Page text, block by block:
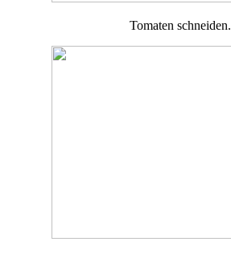
Tomaten schneiden.